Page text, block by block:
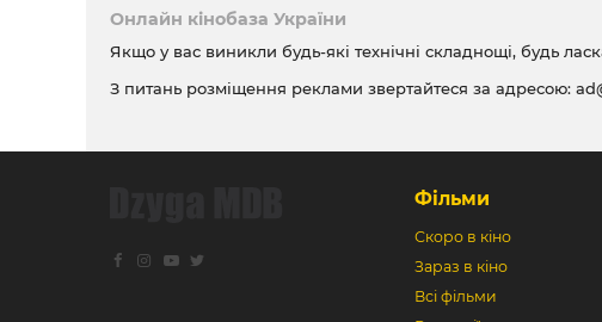
Онлайн кінобаза України
Якщо у вас виникли будь-які технічні складнощі, будь
З питань розміщення реклами звертайтеся за адресою:
Фільми
Скоро в кіно
Зараз в кіно
Всі фільми